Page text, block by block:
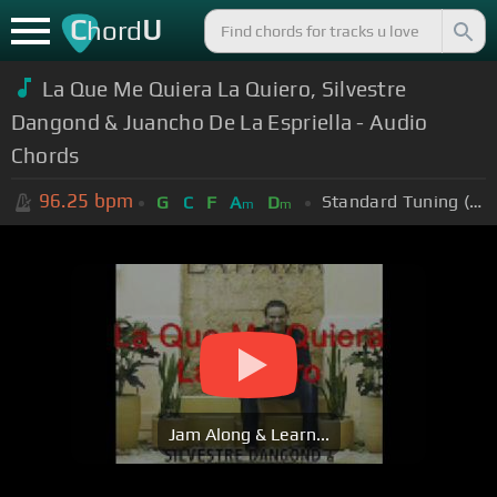
ChordU
La Que Me Quiera La Quiero, Silvestre
Dangond & Juancho De La Espriella - Audio
Chords
96.25 bpm G C F Am Dm Standard Tuning (EADGBE)
Jam Along & Learn...